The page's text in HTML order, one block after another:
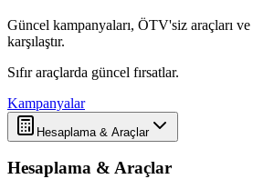
Güncel kampanyaları, ÖTV'siz araçları
karşılaştır.
Sıfır araçlarda güncel fırsatlar.
Kampanyalar
Hesaplama & Araçlar
Hesaplama & Araçlar